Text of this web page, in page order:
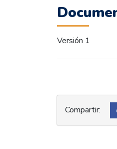
Versión 1